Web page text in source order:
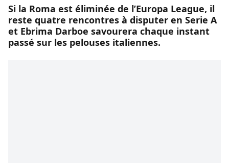
Si la Roma est éliminée de l’Europa League, il
reste quatre rencontres à disputer en Serie A
et Ebrima Darboe savourera chaque instant
passé sur les pelouses italiennes.